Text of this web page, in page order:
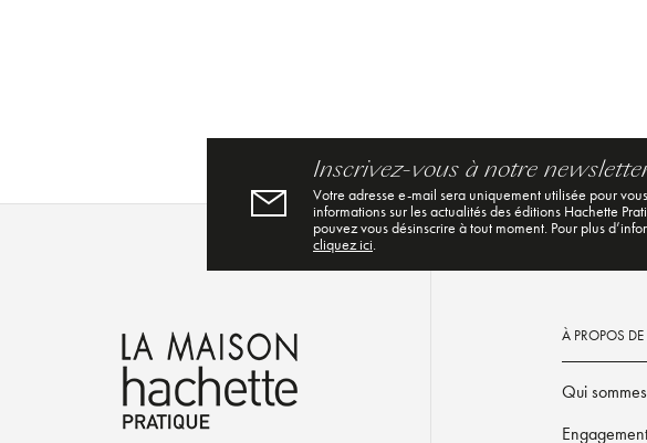
Inscrivez-vous à notre
Votre adresse e-mail sera uniquement utilisée pour
informations sur les actualités des éditions Hachette
pouvez vous désinscrire à tout moment. Pour plus
cliquez ici.
À PROPOS
Qui